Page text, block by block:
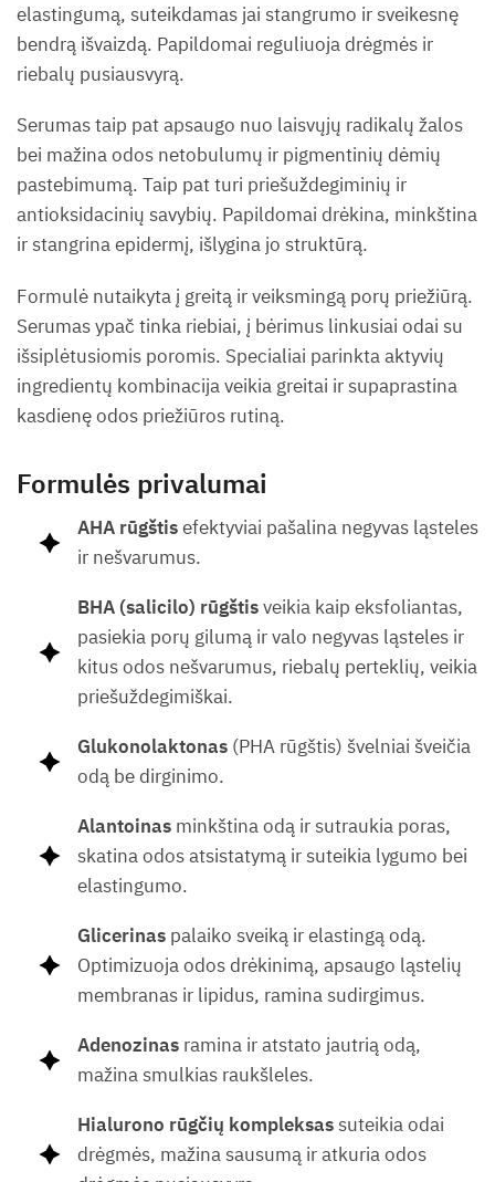
elastingumą, suteikdamas jai stangrumo ir sveikesnę
bendrą išvaizdą. Papildomai reguliuoja drėgmės ir
riebalų pusiausvyrą.
Serumas taip pat apsaugo nuo laisvųjų radikalų žalos
bei mažina odos netobulumų ir pigmentinių dėmių
pastebimumą. Taip pat turi priešuždegiminių ir
antioksidacinių savybių. Papildomai drėkina, minkština
ir stangrina epidermį, išlygina jo struktūrą.
Formulė nutaikyta į greitą ir veiksmingą porų priežiūrą.
Serumas ypač tinka riebiai, į bėrimus linkusiai odai su
išsiplėtusiomis poromis. Specialiai parinkta aktyvių
ingredientų kombinacija veikia greitai ir supaprastina
kasdienę odos priežiūros rutiną.
Formulės privalumai
AHA rūgštisefektyviai pašalina negyvas ląsteles
ir nešvarumus.
BHA (salicilo) rūgštisveikia kaip eksfoliantas,
pasiekia porų gilumą ir valo negyvas ląsteles ir
kitus odos nešvarumus, riebalų perteklių, veikia
priešuždegimiškai.
Glukonolaktonas (PHA rūgštis) švelniai šveičia
odą be dirginimo.
Alantoinas minkština odą ir sutraukia poras,
skatina odos atsistatymą ir suteikia lygumo bei
elastingumo.
Glicerinas palaiko sveiką ir elastingą odą.
Optimizuoja odos drėkinimą, apsaugo ląstelių
membranas ir lipidus, ramina sudirgimus.
Adenozinas ramina ir atstato jautrią odą,
mažina smulkias raukšleles.
Hialurono rūgčių kompleksassuteikia odai
drėgmės, mažina sausumą ir atkuria odos